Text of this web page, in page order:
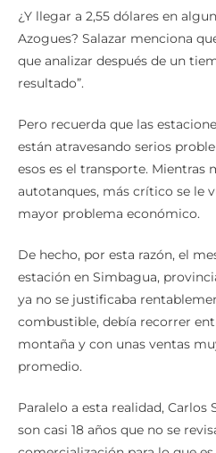
¿Y llegar a 2,55 dólares en
Azogues? Salazar menciona
que analizar después de un
resultado”.
Pero recuerda que las
están atravesando serios
esos es el transporte. Mientras
autotanques, más crítico se le
mayor problema económico.
De hecho, por esta razón, el
estación en Simbagua,
ya no se justificaba
combustible, debía recorrer
montaña y con unas ventas
promedio.
Paralelo a esta realidad, Carlos
son casi 18 años que no se